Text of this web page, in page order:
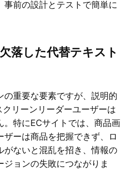
事前の設計とテストで簡単に
落した代替テキスト
の重要な要素ですが、説明的
クリーンリーダーユーザーは
。特にECサイトでは、商品画
ザーは商品を把握できず、ロ
がないと混乱を招き、情報の
ョンの失敗につながりま